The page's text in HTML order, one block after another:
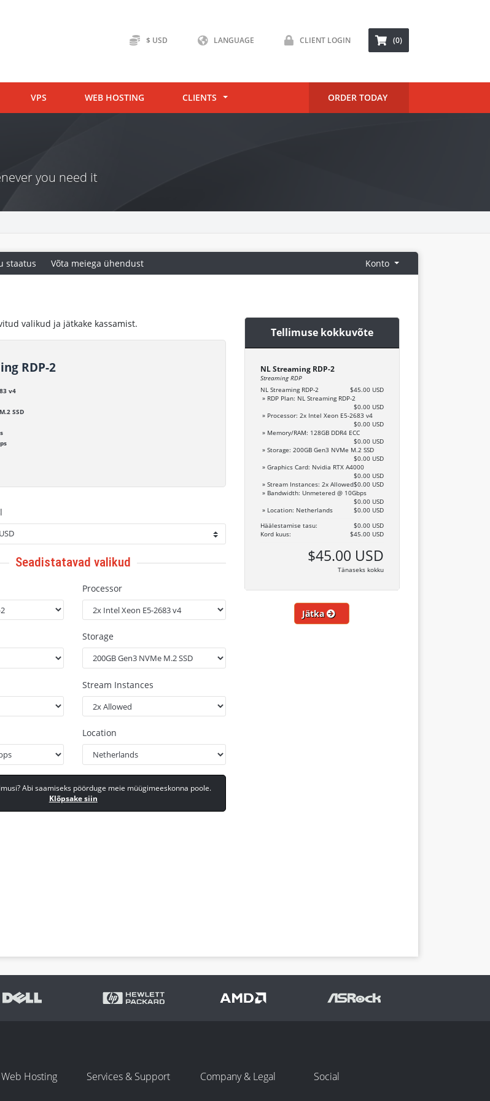
$ USD LANGUAGE CLIENT LOGIN (0)
VPS WEB HOSTING CLIENTS ORDER TODAY
you need it
staatus Võta meiega ühendust Konto
valikud ja jätkake kassamist.
RDP-2
v4
SSD
Seadistatavad valikud
Processor
Storage
Stream Instances
Location
Abi saamiseks pöörduge meie müügimeeskonna poole.
Klõpsake siin
Tellimuse kokkuvõte
NL Streaming RDP-2
Streaming RDP
NL Streaming RDP-2
$45.00 USD
» RDP Plan: NL Streaming RDP-2
$0.00 USD
» Processor: 2x Intel Xeon E5-2683 v4
$0.00 USD
» Memory/RAM: 128GB DDR4 ECC
$0.00 USD
» Storage: 200GB Gen3 NVMe M.2 SSD
$0.00 USD
» Graphics Card: Nvidia RTX A4000
$0.00 USD
» Stream Instances: 2x Allowed$0.00 USD
» Bandwidth: Unmetered @ 10Gbps
$0.00 USD
» Location: Netherlands
$0.00 USD
Häälestamise tasu:
$0.00 USD
Kord kuus:
$45.00 USD
$45.00 USD
Tänaseks kokku
Jätka
Web Hosting Services & Support Company & Legal Social